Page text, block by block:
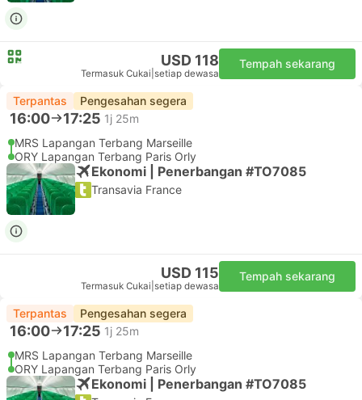
USD 118
Termasuk Cukai setiap dewasa
Tempah sekarang
Terpantas Pengesahan segera
16:00 17:25 1j 25m
MRS Lapangan Terbang Marseille
ORY Lapangan Terbang Paris Orly
Ekonomi | Penerbangan #TO7085
Transavia France
USD 115
Termasuk Cukai setiap dewasa
Tempah sekarang
Terpantas Pengesahan segera
16:00 17:25 1j 25m
MRS Lapangan Terbang Marseille
ORY Lapangan Terbang Paris Orly
Ekonomi | Penerbangan #TO7085